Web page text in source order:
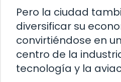
Pero la ciudad
diversificar su
convirtiéndose en
centro de la
tecnología y la